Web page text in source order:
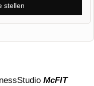
stellen
McFIT